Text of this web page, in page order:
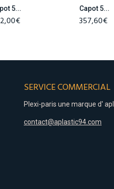
5... Capot 5...
357,60€
SERVICE COMMERCIAL
Plexi-paris une marque d'
contact@aplastic94.com